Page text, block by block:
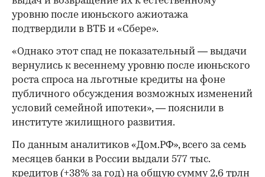
уровню после июньского ажиотажа
подтвердили в ВТБ и «Сбере».
«Однако этот спад не показательный — выдачи
вернулись к весеннему уровню после июньского
роста спроса на льготные кредиты на фоне
публичного обсуждения возможных изменений
условий семейной ипотеки», — пояснили в
институте жилищного развития.
По данным аналитиков «Дом.РФ», всего за семь
месяцев банки в России выдали 577 тыс.
кредитов (+38% за год) на общую сумму 2,6 трлн